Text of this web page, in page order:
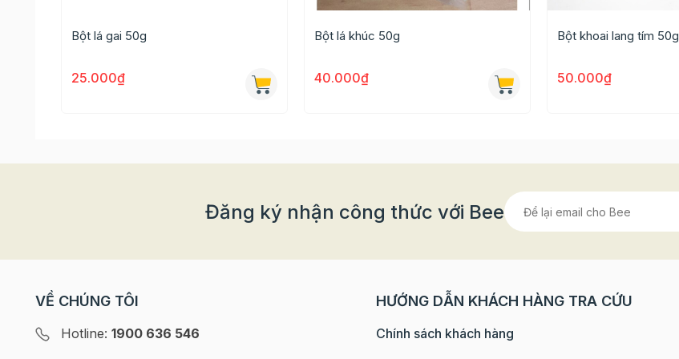
Bột lá gai 50g
25.000₫
Bột lá khúc 50g
40.000₫
Bột khoai lang tím 50g
50.000₫
Đăng ký nhận công thức với Bee
VỀ CHÚNG TÔI
Hotline: 1900 636 546
HƯỚNG DẪN KHÁCH HÀNG TRA CỨU
Chính sách khách hàng